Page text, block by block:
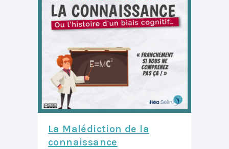
La Malédiction de la
connaissance